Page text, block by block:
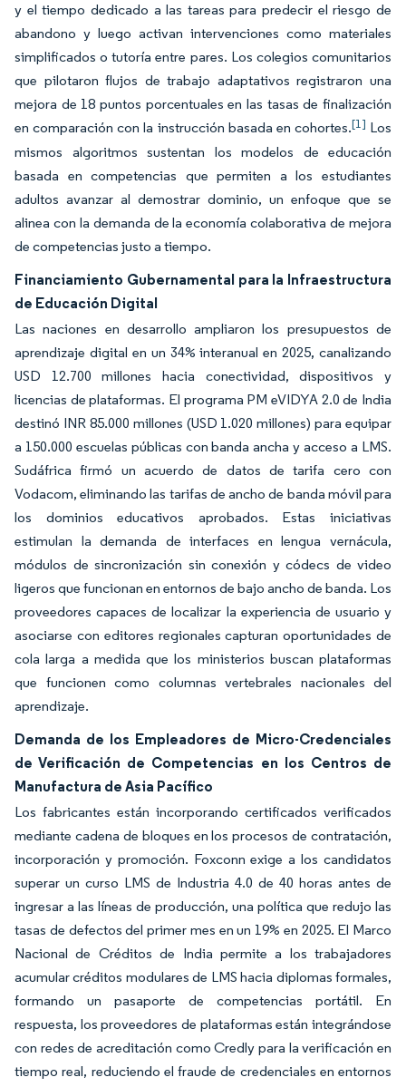
y el tiempo dedicado a las tareas para predecir el riesgo de
abandono y luego activan intervenciones como materiales
simplificados o tutoría entre pares. Los colegios comunitarios
que pilotaron flujos de trabajo adaptativos registraron una
mejora de 18 puntos porcentuales en las tasas de finalización
en comparación con la instrucción basada en cohortes.[1] Los
mismos algoritmos sustentan los modelos de educación
basada en competencias que permiten a los estudiantes
adultos avanzar al demostrar dominio, un enfoque que se
alinea con la demanda de la economía colaborativa de mejora
de competencias justo a tiempo.
Financiamiento Gubernamental para la Infraestructura
de Educación Digital
Las naciones en desarrollo ampliaron los presupuestos de
aprendizaje digital en un 34% interanual en 2025, canalizando
USD 12.700 millones hacia conectividad, dispositivos y
licencias de plataformas. El programa PM eVIDYA 2.0 de India
destinó INR 85.000 millones (USD 1.020 millones) para equipar
a 150.000 escuelas públicas con banda ancha y acceso a LMS.
Sudáfrica firmó un acuerdo de datos de tarifa cero con
Vodacom, eliminando las tarifas de ancho de banda móvil para
los dominios educativos aprobados. Estas iniciativas
estimulan la demanda de interfaces en lengua vernácula,
módulos de sincronización sin conexión y códecs de video
ligeros que funcionan en entornos de bajo ancho de banda. Los
proveedores capaces de localizar la experiencia de usuario y
asociarse con editores regionales capturan oportunidades de
cola larga a medida que los ministerios buscan plataformas
que funcionen como columnas vertebrales nacionales del
aprendizaje.
Demanda de los Empleadores de Micro-Credenciales
de Verificación de Competencias en los Centros de
Manufactura de Asia Pacífico
Los fabricantes están incorporando certificados verificados
mediante cadena de bloques en los procesos de contratación,
incorporación y promoción. Foxconn exige a los candidatos
superar un curso LMS de Industria 4.0 de 40 horas antes de
ingresar a las líneas de producción, una política que redujo las
tasas de defectos del primer mes en un 19% en 2025. El Marco
Nacional de Créditos de India permite a los trabajadores
acumular créditos modulares de LMS hacia diplomas formales,
formando un pasaporte de competencias portátil. En
respuesta, los proveedores de plataformas están integrándose
con redes de acreditación como Credly para la verificación en
tiempo real, reduciendo el fraude de credenciales en entornos